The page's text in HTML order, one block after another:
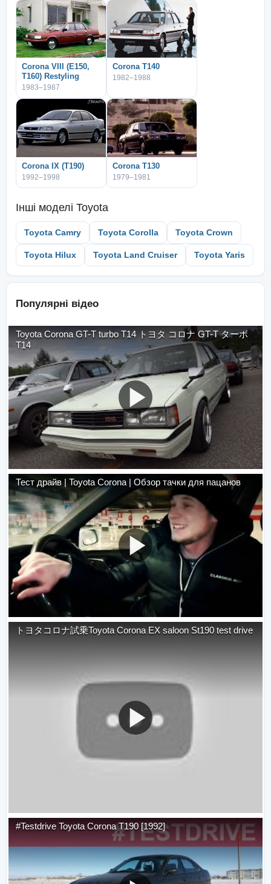
Corona VIII (Е150,
T160) Restyling
1983–1987
Corona T140
1982–1988
Corona IX (T190)
1992–1998
Corona T130
1979–1981
Інші моделі Toyota
Toyota Camry Toyota Corolla Toyota Crown
Toyota Hilux Toyota Land Cruiser Toyota Yaris
Популярні відео
Toyota Corona GT-T turbo T14 トヨタ コロナ GT-T ターボ
T14
Тест драйв | Toyota Corona | Обзор тачки для пацанов
トヨタコロナ試乗Toyota Corona EX saloon St190 test drive
#Testdrive Toyota Corona T190 [1992]